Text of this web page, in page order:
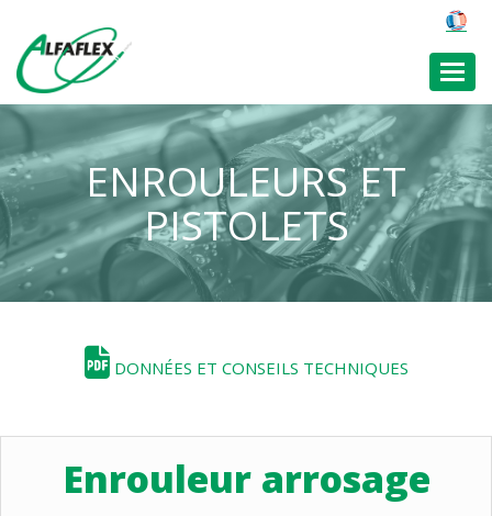
ENROULEURS ET
PISTOLETS
DONNÉES ET CONSEILS TECHNIQUES
Enrouleur arrosage